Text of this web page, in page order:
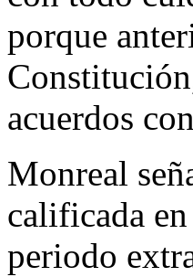
porque
acuerdos
Monreal
calificada
periodo